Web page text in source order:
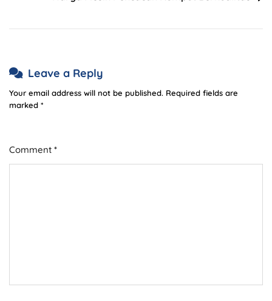
Leave a Reply
Your email address will not be published. Required fields are
marked *
Comment *